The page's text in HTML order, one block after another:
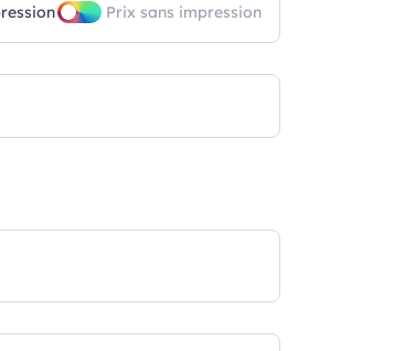
Prix ​​sans impression